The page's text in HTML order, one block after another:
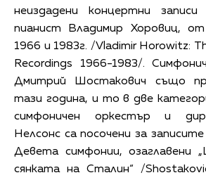
неиздадени концертни записи
пианист Владимир Хоровиц,
1966 и 1983г. /Vladimir Horowitz:
Recordings 1966-1983/.
Дмитрий Шостакович също
тази година, и то в две
симфоничен оркестър и
Нелсонс са посочени за
Девета симфонии, озаглавени
сянката на Сталин“ /